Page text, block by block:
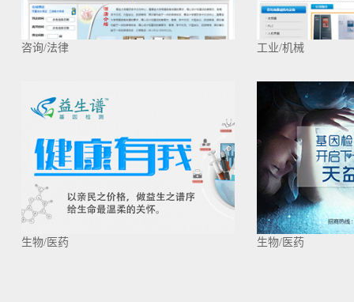
咨询/法律 工业/机械
生物/医药 生物/医药